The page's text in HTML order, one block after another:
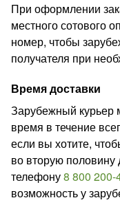
При оформлении
местного сотового
номер, чтобы
получателя при
Время доставки
Зарубежный курьер
время в течение
если вы хотите,
во вторую половину
телефону8 800 200-
возможность у